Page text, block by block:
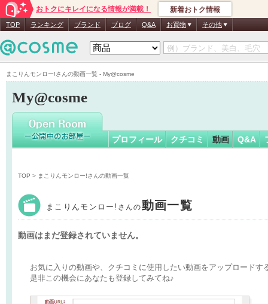
まこりんモンロー!さんの動画一覧 - My@cosme
おトクにキレイになる情報が満載！ 新着おトク情報
TOP ランキング ブランド ブログ Q&A お買物 その他
My@cosme
まこりん
プロフィール クチコミ 動画 Q&A
TOP > まこりんモンロー!さんの動画一覧
まこりんモンロー! さんの動画一覧
動画はまだ登録されていません。
お気に入りの動画や、クチコミに使用したい動画をアップロードす
是非この機会にあなたも登録してみてね♪